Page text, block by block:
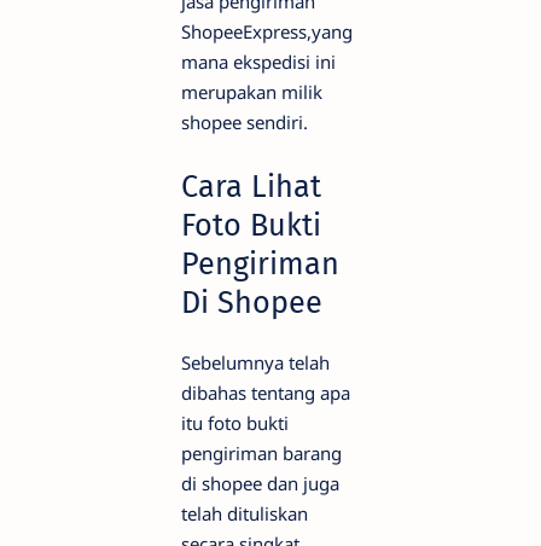
ShopeeExpress,yang
mana ekspedisi ini
merupakan milik
shopee sendiri.
Cara Lihat
Foto Bukti
Pengiriman
Di Shopee
Sebelumnya telah
dibahas tentang apa
itu foto bukti
pengiriman barang
di shopee dan juga
telah dituliskan